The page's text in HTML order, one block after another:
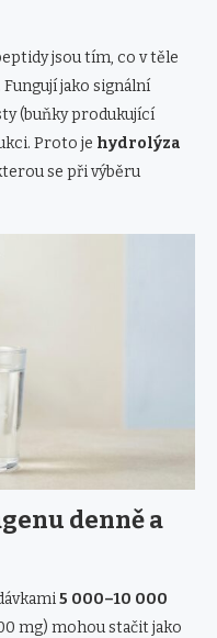
jsou tím, co v těle
jako signální
(buňky produkující
Proto je hydrolýza
se při výběru
denně a
5 000–10 000
mg) mohou stačit jako